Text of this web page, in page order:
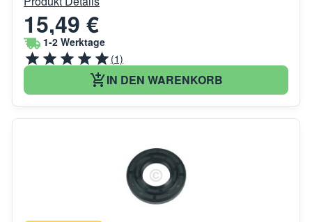
15,49 €
1-2 Werktage
(1)
IN DEN WARENKORB